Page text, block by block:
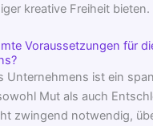
kreative Freiheit bieten.
Voraussetzungen für
Unternehmens ist ein
Mut als auch
zwingend notwendig,